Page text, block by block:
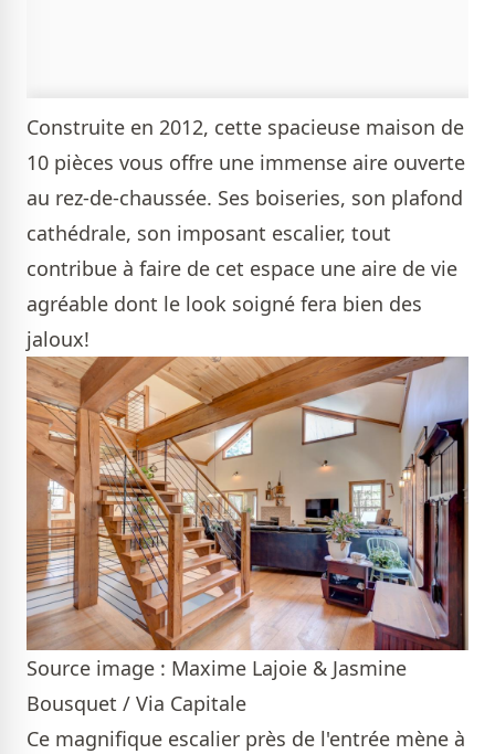
Construite en 2012, cette spacieuse maison de
10 pièces vous offre une immense aire ouverte
au rez-de-chaussée. Ses boiseries, son plafond
cathédrale, son imposant escalier, tout
contribue à faire de cet espace une aire de vie
agréable dont le look soigné fera bien des
jaloux!
Source image : Maxime Lajoie & Jasmine
Bousquet / Via Capitale
Ce magnifique escalier près de l'entrée mène à